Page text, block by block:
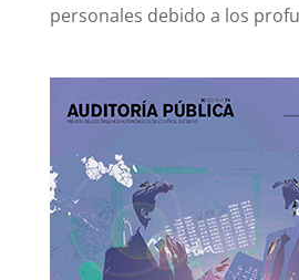
personales debido a los